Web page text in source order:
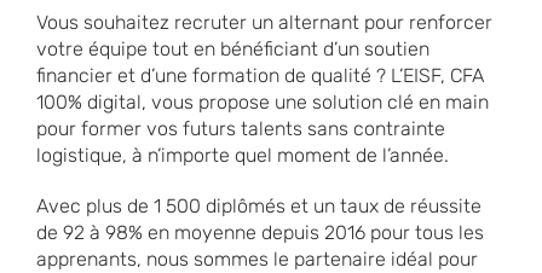
Vous souhaitez recruter un alternant pour renforcer
votre équipe tout en bénéficiant d’un soutien
financier et d’une formation de qualité ? L’EISF, CFA
100% digital, vous propose une solution clé en main
pour former vos futurs talents sans contrainte
logistique, à n’importe quel moment de l’année.
Avec plus de 1 500 diplômés et un taux de réussite
de 92 à 98% en moyenne depuis 2016 pour tous les
apprenants, nous sommes le partenaire idéal pour